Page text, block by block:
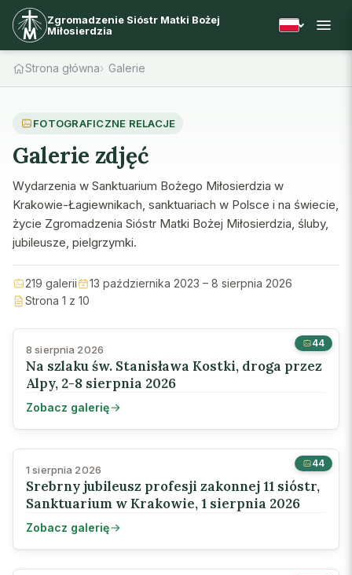
Zgromadzenie Sióstr Matki Bożej
Miłosierdzia
Strona główna Galerie
FOTOGRAFICZNE RELACJE
Galerie zdjęć
Wydarzenia w Sanktuarium Bożego Miłosierdzia w
Krakowie-Łagiewnikach, sanktuariach w Polsce i na świecie,
życie Zgromadzenia Sióstr Matki Bożej Miłosierdzia, śluby,
jubileusze, pielgrzymki.
219 galerii
13 października 2023 – 8 sierpnia 2026
Strona 1 z 10
44
8 sierpnia 2026
Na szlaku św. Stanisława Kostki, droga przez
Alpy, 2-8 sierpnia 2026
Zobacz galerię
44
1 sierpnia 2026
Srebrny jubileusz profesji zakonnej 11 sióstr,
Sanktuarium w Krakowie, 1 sierpnia 2026
Zobacz galerię